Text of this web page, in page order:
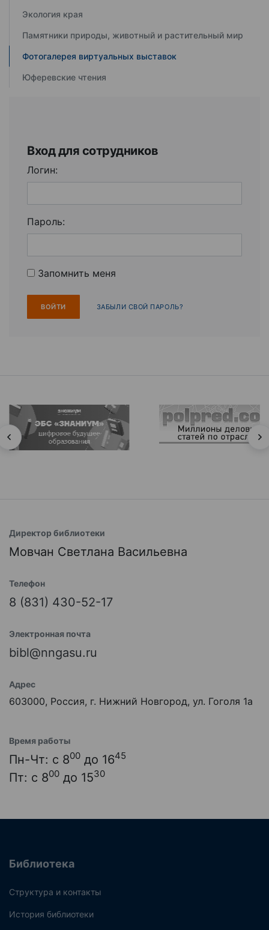
Экология края
Памятники природы, животный и растительный мир
Фотогалерея виртуальных выставок
Юферевские чтения
Вход для сотрудников
Логин:
Пароль:
Запомнить меня
ЗАБЫЛИ СВОЙ ПАРОЛЬ?
Директор библиотеки
Мовчан Светлана Васильевна
Телефон
8 (831) 430-52-17
Электронная почта
bibl@nngasu.ru
Адрес
603000, Россия, г. Нижний Новгород, ул. Гоголя 1а
Время работы
Пн-Чт: с 800 до 1645
Пт: с 800 до 1530
Библиотека
Структура и контакты
История библиотеки